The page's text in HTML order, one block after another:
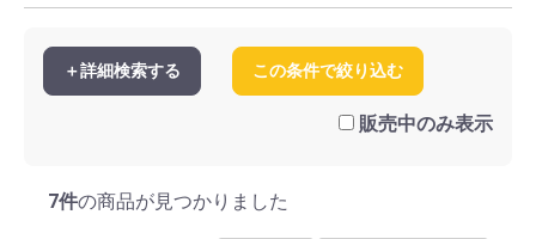
＋詳細検索する この条件で絞り込む
販売中のみ表示
7件の商品が見つかりました